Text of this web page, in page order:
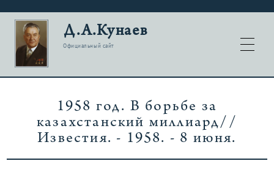
Д.А.Кунаев
Официальный сайт
1958 год. В борьбе за
казахстанский миллиард//
Известия. - 1958. - 8 июня.